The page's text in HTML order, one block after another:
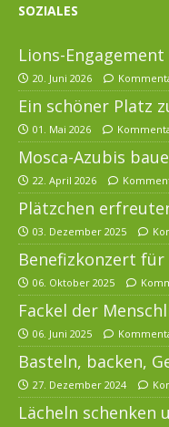
SOZIALES
Lions-
20. Juni 2026
Ein schöner Platz
01. Mai 2026
Mosca-Azubis
22. April 2026
Plätzchen
03. Dezember 2025
Benefizkonzert für
06. Oktober 2025
Fackel der
06. Juni 2025
Basteln, backen,
27. Dezember 2024
Lächeln schenken